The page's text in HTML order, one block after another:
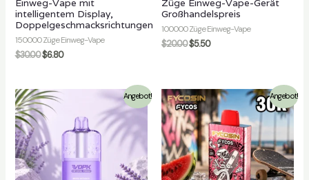
Einweg-Vape mit
intelligentem Display,
Doppelgeschmacksrichtungen
150000 Züge Einweg-Vape
$30.00$6.80
Züge Einweg-Vape-Gerät
Großhandelspreis
100000 Züge Einweg-Vape
$20.00$5.50
Angebot! Angebot!